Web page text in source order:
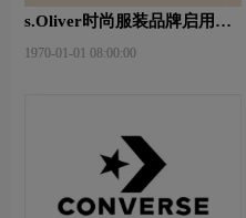
s.Oliver时尚服装品牌启用新
1970-01-01 08:00:00